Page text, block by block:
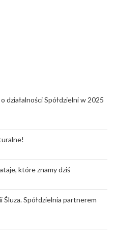
działalności Spółdzielni w 2025
które znamy dziś
Spółdzielnia partnerem